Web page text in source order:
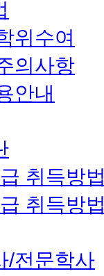
위수여
의사항
안내
취득방법
취득방법
/전문학사